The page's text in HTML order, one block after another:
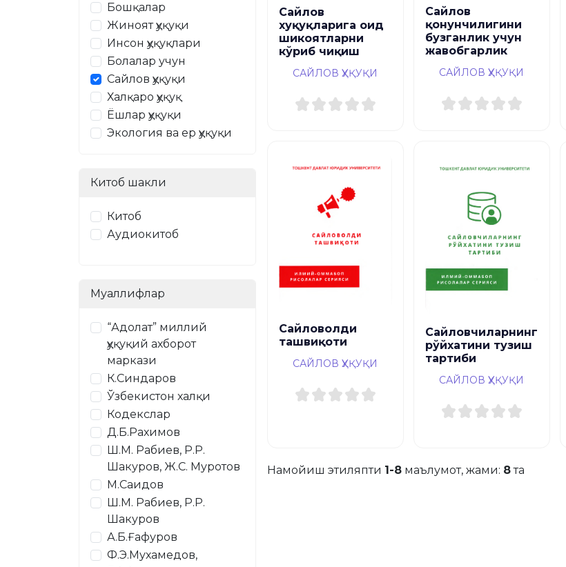
Бошқалар
Жиноят ҳуқуқи
Инсон ҳуқуқлари
Болалар учун
Сайлов ҳуқуқи
Халқаро ҳуқуқ
Ёшлар ҳуқуқи
Экология ва ер ҳуқуқи
Китоб шакли
Китоб
Аудиокитоб
Муаллифлар
“Адолат” миллий
ҳуқуқий ахборот
маркази
К.Синдаров
Ўзбекистон халқи
Кодекслар
Д.Б.Рахимов
Ш.М. Рабиев, Р.Р.
Шакуров, Ж.С. Муротов
М.Саидов
Ш.М. Рабиев, Р.Р.
Шакуров
А.Б.Ғафуров
Ф.Э.Мухамедов,
Сайлов
хуқуқларига оид
шикоятларни
кўриб чиқиш
САЙЛОВ ҲУҚУҚИ
Сайлов
қонунчилигини
бузганлик учун
жавобгарлик
САЙЛОВ ҲУҚУҚИ
Сайловолди
ташвиқоти
САЙЛОВ ҲУҚУҚИ
Сайловчиларнинг
рўйхатини тузиш
тартиби
САЙЛОВ ҲУҚУҚИ
Намойиш этиляпти 1-8маълумот, жами: 8та